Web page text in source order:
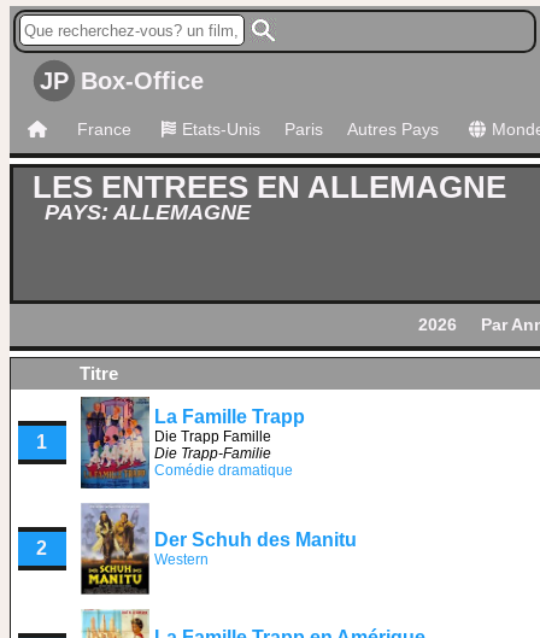
JP Box-Office
France Etats-Unis Paris Autres Pays
LES ENTREES EN ALLEMAGNE
PAYS: ALLEMAGNE
2026 Par
Titre
1
La Famille Trapp
Die Trapp Famille
Die Trapp-Familie
Comédie dramatique
2 Der Schuh des Manitu
Western